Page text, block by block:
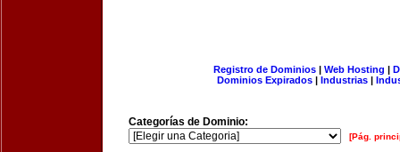
Registro de Dominios| Web Hosting |
Dominios Expirados | Industrias |
Categorías de Dominio:
[Pág.